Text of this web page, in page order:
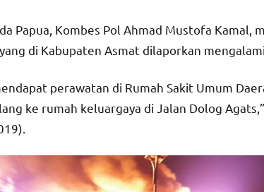
Papua, Kombes Pol Ahmad Mustofa Kamal,
di Kabupaten Asmat dilaporkan
perawatan di Rumah Sakit Umum
ke rumah keluargaya di Jalan Dolog